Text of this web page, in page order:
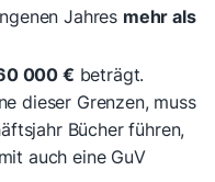
Jahres mehr als
000 € beträgt.
dieser Grenzen, muss
Bücher führen,
auch eine GuV